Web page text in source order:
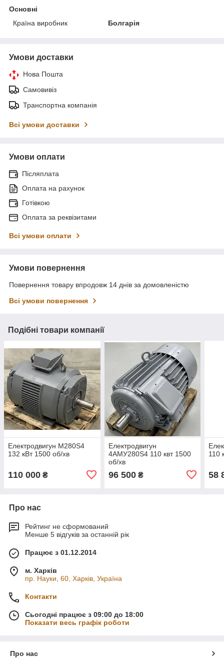
Основні
Країна виробник
Болгарія
Умови доставки
Нова Пошта
Самовивіз
Транспортна компанія
Всі умови доставки
Умови оплати
Післяплата
Оплата на рахунок
Готівкою
Оплата за реквізитами
Всі умови оплати
Умови повернення
Повернення товару впродовж 14 днів за домовленістю
Всі умови повернення
Подібні товари компанії
Електродвигун М280Ѕ4
132 кВт 1500 об/хв
110 000 ₴
Електродвигун
4АМУ280Ѕ4 110 квт 1500
об/хв
96 500₴
110
58
Про нас
Рейтинг не сформований
Менше 5 відгуків за останній рік
Працює з 01.12.2014
м. Харків
пр. Науки, 60, Харків, Україна
Контакти
Сьогодні працює з 09:00 до 18:00
Показати весь графік роботи
Про нас